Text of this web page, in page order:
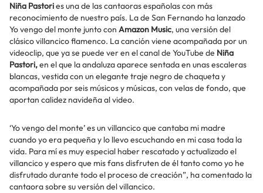
Niña Pastories una de las cantaoras españolas con más
reconocimiento de nuestro país. La de San Fernando ha lanzado
Yo vengo del monte junto con Amazon Music, una versión del
clásico villancico flamenco. La canción viene acompañada por un
videoclip, que ya se puede ver en el canal de YouTube de Niña
Pastori,en el que la andaluza aparece sentada en unas escaleras
blancas, vestida con un elegante traje negro de chaqueta y
acompañada por seis músicos y músicas, con velas de fondo, que
aportan calidez navideña al video.
‘Yo vengo del monte’ es un villancico que cantaba mi madre
cuando yo era pequeña y lo llevo escuchando en mi casa toda la
vida. Para mí es muy especial haber rescatado y actualizado el
villancico y espero que mis fans disfruten de él tanto como yo he
disfrutado durante todo el proceso de creación”, ha comentado la
cantaora sobre su versión del villancico.